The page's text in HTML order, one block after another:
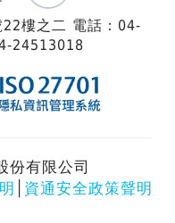
樓之二 電話：04-
24513018
有限公司
資通安全政策聲明